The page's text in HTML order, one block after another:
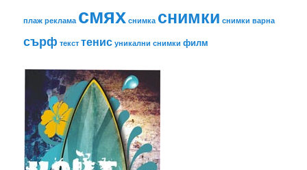
плаж реклама смях снимка снимки снимки варна
сърф текст тенис уникални снимки филм